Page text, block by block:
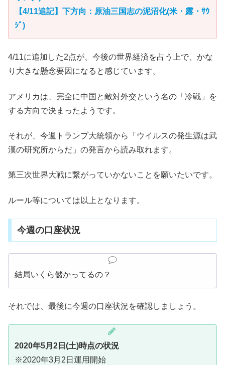
【4/11追記】下方向：原油三国志の泥沼化(米・露・ｻｳ
ｼﾞ)
4/11に追加した2点が、今後の世界経済を占う上で、かな
り大きな懸念要因になると感じています。
アメリカは、完全に中国と敵対外交という名の「冷戦」を
する方向で決まったようです。
それが、今週トランプ大統領から「ウイルスの発生源は武
漢の研究所からだ」の発言から読み取れます。
第三次世界大戦に繋がっていかないことを願いたいです。
ルール等については以上となります。
今週の口座状況
結局いくら儲かってるの？
それでは、最後に今週の口座状況を確認しましょう。
2020年5月2日(土)時点の状況
※2020年3月2日運用開始